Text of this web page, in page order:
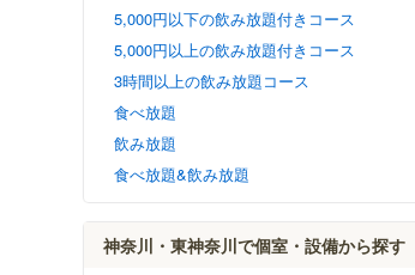
5,000円以下の飲み放題付きコース
5,000円以上の飲み放題付きコース
3時間以上の飲み放題コース
食べ放題
飲み放題
食べ放題&飲み放題
神奈川・東神奈川で個室・設備から探す